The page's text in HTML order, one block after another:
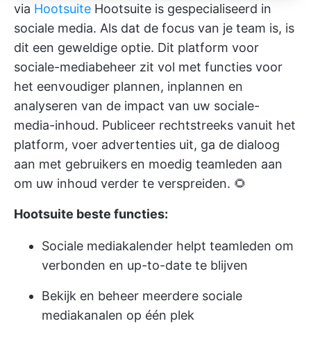
via Hootsuite Hootsuite is gespecialiseerd in
sociale media. Als dat de focus van je team is, is
dit een geweldige optie. Dit platform voor
sociale-mediabeheer zit vol met functies voor
het eenvoudiger plannen, inplannen en
analyseren van de impact van uw sociale-
media-inhoud. Publiceer rechtstreeks vanuit het
platform, voer advertenties uit, ga de dialoog
aan met gebruikers en moedig teamleden aan
om uw inhoud verder te verspreiden. 🌻
Hootsuite beste functies:
Sociale mediakalender helpt teamleden om
verbonden en up-to-date te blijven
Bekijk en beheer meerdere sociale
mediakanalen op één plek